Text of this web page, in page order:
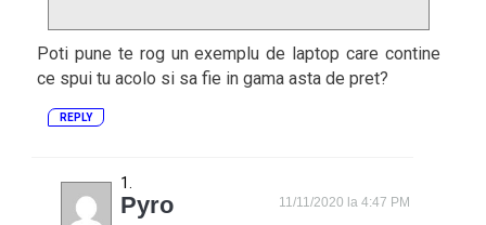
Poti pune te rog un exemplu de laptop care contine
ce spui tu acolo si sa fie in gama asta de pret?
REPLY
Pyro 11/11/2020 la 4:47 PM